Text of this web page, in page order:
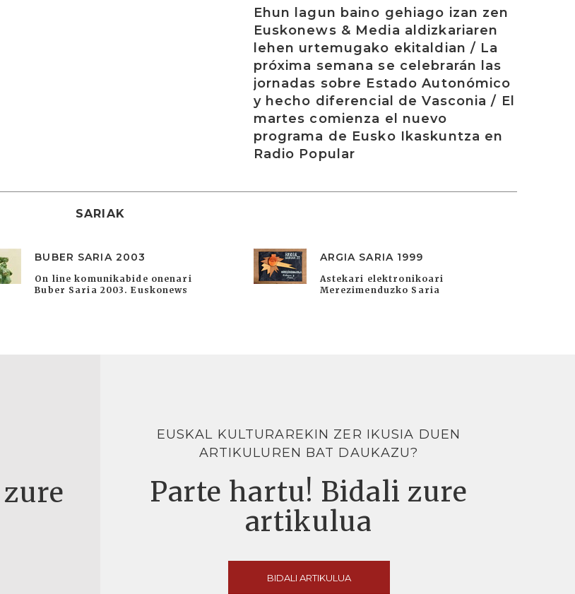
Ehun lagun baino gehiago izan zen
Euskonews & Media aldizkariaren
lehen urtemugako ekitaldian / La
próxima semana se celebrarán las
jornadas sobre Estado Autonómico
y hecho diferencial de Vasconia / El
martes comienza el nuevo
programa de Eusko Ikaskuntza en
Radio Popular
SARIAK
BUBER SARIA 2003
On line komunikabide onenari
Buber Saria 2003. Euskonews
ARGIA SARIA 1999
Astekari elektronikoari
Merezimenduzko Saria
EUSKAL KULTURAREKIN ZER IKUSIA DUEN
ARTIKULUREN BAT DAUKAZU?
Parte hartu! Bidali zure
artikulua
BIDALI ARTIKULUA